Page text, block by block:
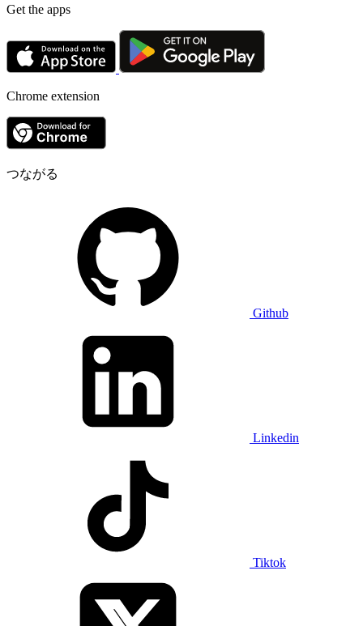
Get the apps
Chrome extension
つながる
Github
Linkedin
Tiktok